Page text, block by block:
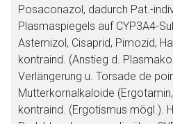
Posaconazol, dadurch Pat.-
Plasmaspiegels auf CYP3A4-
Astemizol, Cisaprid, Pimozid,
kontraind. (Anstieg d.
Verlängerung u. Torsade de
Mutterkornalkaloide
kontraind. (Ergotismus mögl.).